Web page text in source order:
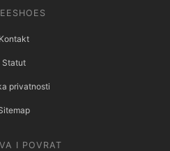
Kontakt
Statut
privatnosti
I POVRAT